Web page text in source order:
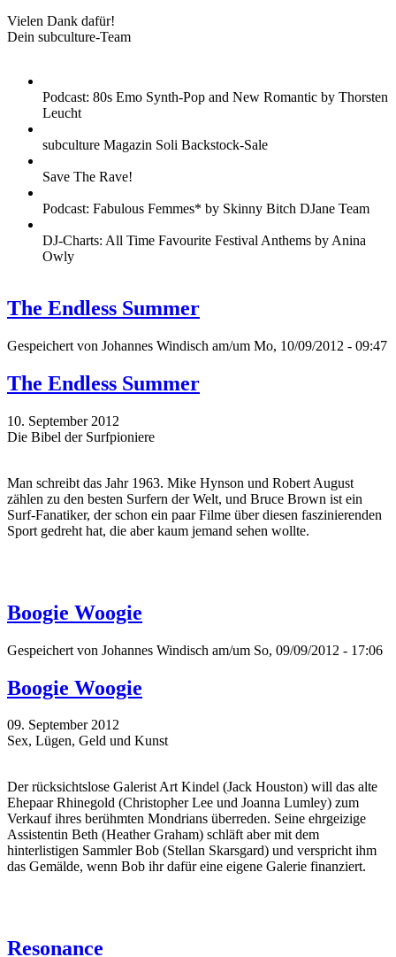
Vielen Dank dafür!
Dein subculture-Team
Podcast: 80s Emo Synth-Pop and New Romantic by Thorsten
Leucht
subculture Magazin Soli Backstock-Sale
Save The Rave!
Podcast: Fabulous Femmes* by Skinny Bitch DJane Team
DJ-Charts: All Time Favourite Festival Anthems by Anina
Owly
The Endless Summer
Gespeichert von Johannes Windisch am/um Mo, 10/09/2012 - 09:47
The Endless Summer
10. September 2012
Die Bibel der Surfpioniere
Man schreibt das Jahr 1963. Mike Hynson und Robert August
zählen zu den besten Surfern der Welt, und Bruce Brown ist ein
Surf-Fanatiker, der schon ein paar Filme über diesen faszinierenden
Sport gedreht hat, die aber kaum jemand sehen wollte.
Boogie Woogie
Gespeichert von Johannes Windisch am/um So, 09/09/2012 - 17:06
Boogie Woogie
09. September 2012
Sex, Lügen, Geld und Kunst
Der rücksichtslose Galerist Art Kindel (Jack Houston) will das alte
Ehepaar Rhinegold (Christopher Lee und Joanna Lumley) zum
Verkauf ihres berühmten Mondrians überreden. Seine ehrgeizige
Assistentin Beth (Heather Graham) schläft aber mit dem
hinterlistigen Sammler Bob (Stellan Skarsgard) und verspricht ihm
das Gemälde, wenn Bob ihr dafür eine eigene Galerie finanziert.
Resonance